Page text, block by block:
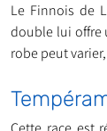
Le Finnois de
double lui offre
robe peut